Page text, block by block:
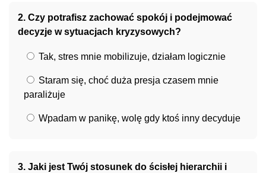
2. Czy potrafisz zachować spokój i podejmować
decyzje w sytuacjach kryzysowych?
Tak, stres mnie mobilizuje, działam logicznie
Staram się, choć duża presja czasem mnie
paraliżuje
Wpadam w panikę, wolę gdy ktoś inny decyduje
3. Jaki jest Twój stosunek do ścisłej hierarchii i